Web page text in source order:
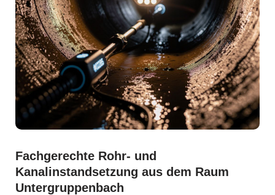
Fachgerechte Rohr- und
Kanalinstandsetzung aus dem Raum
Untergruppenbach